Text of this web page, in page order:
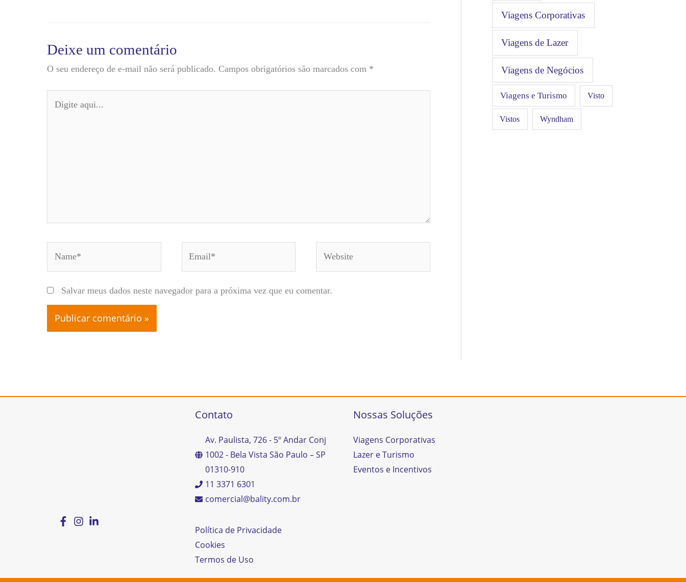
Deixe um comentário
O seu endereço de e-mail não será publicado. Campos obrigatórios são marcados com *
aqui...
Salvar meus dados neste navegador para a próxima vez que eu comentar.
Viagens Corporativas
Viagens de Lazer
Viagens de Negócios
Viagens e Turismo Visto
Vistos Wyndham
Contato
Av. Paulista, 726 - 5º Andar Conj
1002 - Bela Vista São Paulo – SP
01310-910
11 3371 6301
comercial@bality.com.br
Política de Privacidade
Cookies
Termos de Uso
Nossas Soluções
Viagens Corporativas
Lazer e Turismo
Eventos e Incentivos